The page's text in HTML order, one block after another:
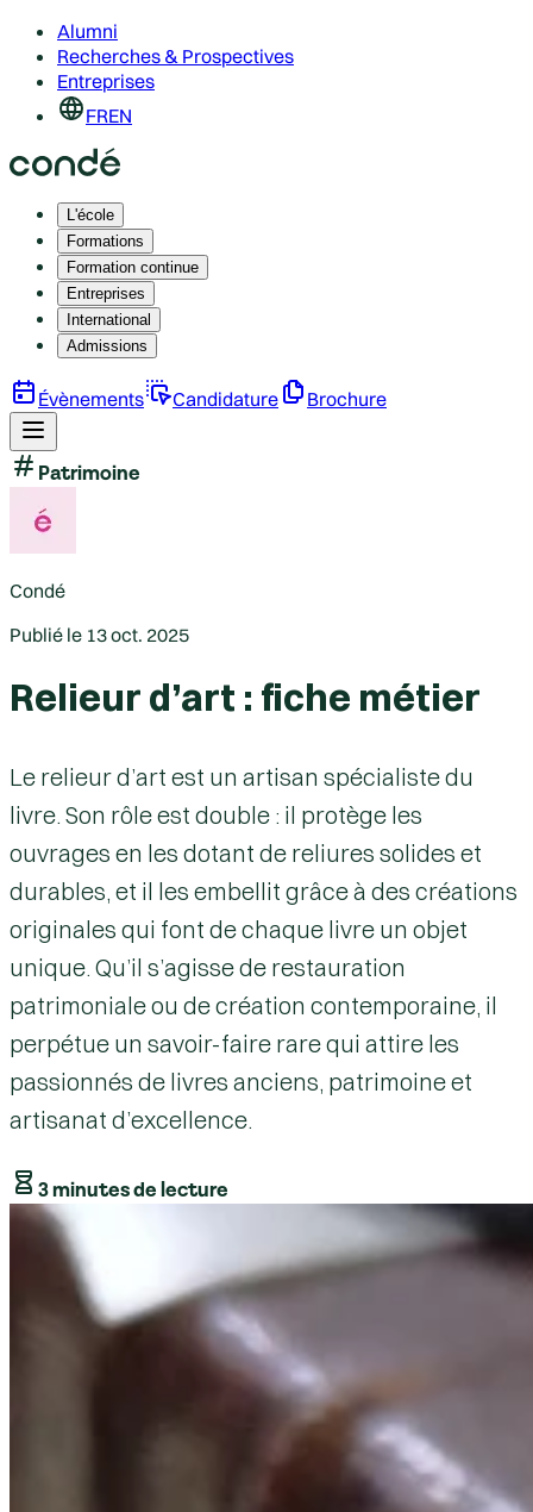
Alumni
Recherches & Prospectives
Entreprises
FREN
L'école
Formations
Formation continue
Entreprises
International
Admissions
Évènements Candidature Brochure
Patrimoine
Condé
Publié le 13 oct. 2025
Relieur d’art : fiche métier
Le relieur d’art est un artisan spécialiste du
livre. Son rôle est double : il protège les
ouvrages en les dotant de reliures solides et
durables, et il les embellit grâce à des créations
originales qui font de chaque livre un objet
unique. Qu’il s’agisse de restauration
patrimoniale ou de création contemporaine, il
perpétue un savoir-faire rare qui attire les
passionnés de livres anciens, patrimoine et
artisanat d’excellence.
3 minutes de lecture